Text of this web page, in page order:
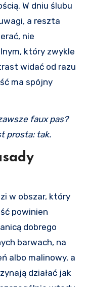
W dniu ślubu
a reszta
nie
który zwykle
widać od razu
ma spójny
faux pas?
prosta: tak.
w obszar, który
powinien
dobrego
barwach, na
albo malinowy, a
działać jak